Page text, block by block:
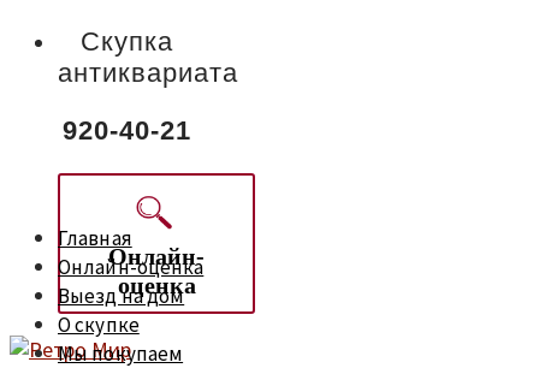
Скупка
антиквариата
920-40-21
Онлайн-
оценка
Главная
Онлайн-оценка
Выезд на дом
О скупке
Мы покупаем